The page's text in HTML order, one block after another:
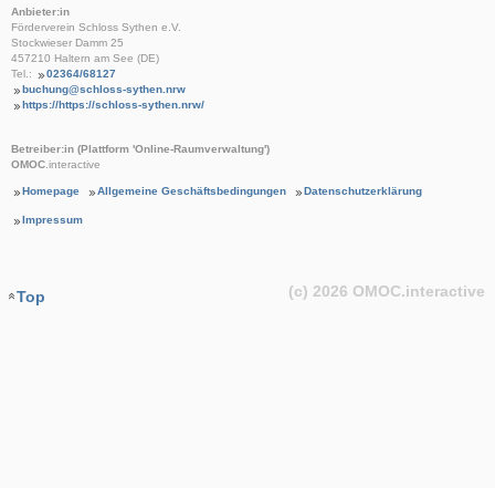
Anbieter:in
Förderverein Schloss Sythen e.V.
Stockwieser Damm 25
457210 Haltern am See (DE)
Tel.:
02364/68127
buchung@schloss-sythen.nrw
https://https://schloss-sythen.nrw/
Betreiber:in (Plattform 'Online-Raumverwaltung')
OMOC .interactive
Homepage Allgemeine Geschäftsbedingungen Datenschutzerklärung
Impressum
Top (c) 2026 OMOC.interactive